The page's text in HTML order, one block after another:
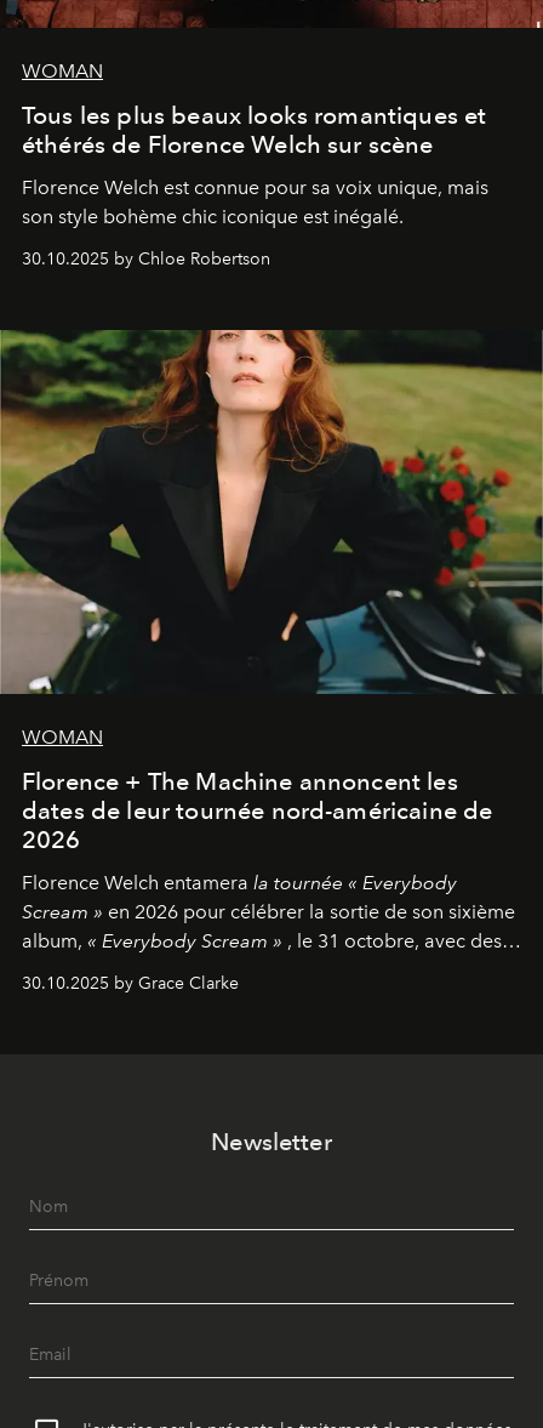
WOMAN
Tous les plus beaux looks romantiques et
éthérés de Florence Welch sur scène
Florence Welch est connue pour sa voix unique, mais
son style bohème chic iconique est inégalé.
30.10.2025 by Chloe Robertson
WOMAN
Florence + The Machine annoncent les
dates de leur tournée nord-américaine de
2026
Florence Welch entamera la tournée « Everybody
Scream » en 2026 pour célébrer la sortie de son sixième
album, « Everybody Scream » , le 31 octobre, avec des
30.10.2025 by Grace Clarke
Newsletter